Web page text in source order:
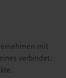
mit
verbindet: